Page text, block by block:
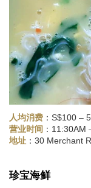
人均消费 ：S$100 –
营业时间 ：
地址 ：30 Merchant
珍宝海鲜